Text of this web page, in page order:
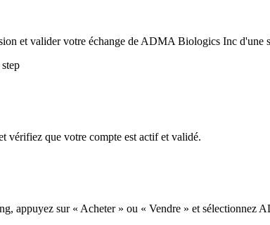
et valider votre échange de ADMA Biologics Inc d'une
vérifiez que votre compte est actif et validé.
appuyez sur « Acheter » ou « Vendre » et